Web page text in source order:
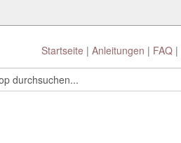
Startseite Anleitungen FAQ